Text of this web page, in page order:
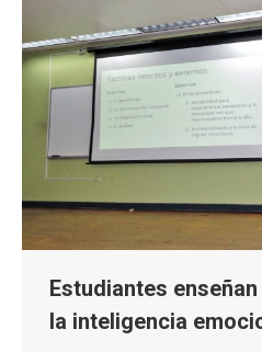
Estudiantes
la inteligencia